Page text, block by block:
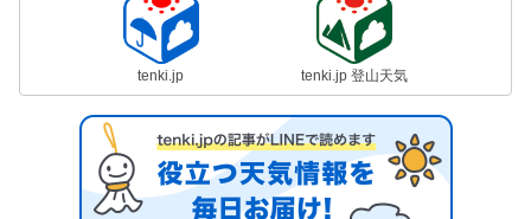
tenki.jp tenki.jp 登山天気